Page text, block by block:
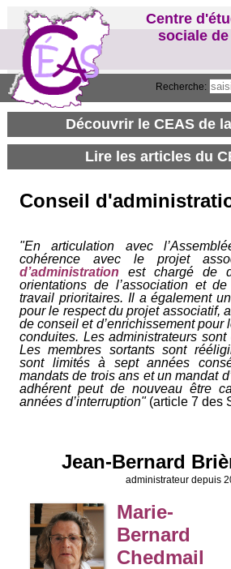
Recherche:
Centre
sociale
Conseil
"En articulation avec
cohérence avec le projet
d’administration est chargé de
orientations de l’association et
travail prioritaires. Il a également
pour le respect du projet associatif,
de conseil et d’enrichissement pour
conduites. Les administrateurs
Les membres sortants sont
sont limités à sept années
mandats de trois ans et un mandat
adhérent peut de nouveau être
années d’interruption"(article 7 des
Jean-Bernard
administrateur depuis
Marie-
Bernard
Chedmail